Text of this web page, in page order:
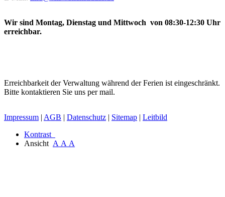
Wir sind Montag, Dienstag und Mittwoch von 08:30-12:30 Uhr
erreichbar.
Erreichbarkeit der Verwaltung während der Ferien ist eingeschränkt.
Bitte kontaktieren Sie uns per mail.
Impressum | AGB | Datenschutz | Sitemap | Leitbild
Kontrast
Ansicht A A A